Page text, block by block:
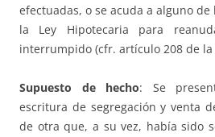
efectuadas, o se acuda a alguno
la Ley Hipotecaria para
interrumpido (cfr. artículo 208 de la
Supuesto de hecho: Se
escritura de segregación y venta
de otra que, a su vez, había sido